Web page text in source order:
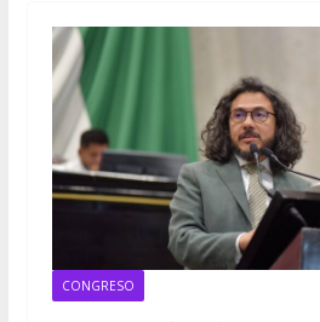
CONGRESO